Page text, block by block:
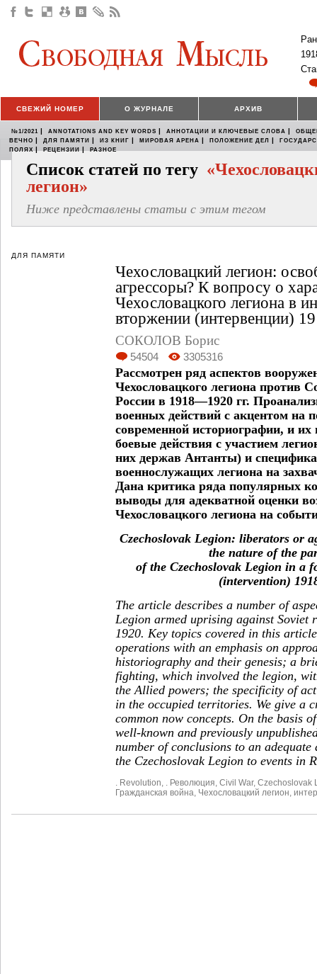
СВЕЖИЙ НОМЕР О ЖУРНАЛЕ АРХИВ
№1/2021 | ANNOTATIONS AND KEY WORDS | АННОТАЦИИ И КЛЮЧЕВЫЕ СЛОВА |
ВЕЧНО | ДЛЯ ПАМЯТИ | ИЗ КНИГ | МИРОВАЯ АРЕНА | ПОЛОЖЕНИЕ ДЕЛ |
ПОЛЯХ | РЕЦЕНЗИИ | РАЗНОЕ
Список статей по тегу
легион»
Ниже представлены статьи с этим тегом
ДЛЯ ПАМЯТИ
Чехословацкий легион:
агрессоры? К вопросу о
Чехословацкого легиона в
вторжении (интервенции)
СОКОЛОВ Борис
54504 3305316
Рассмотрен ряд аспектов
Чехословацкого легиона против
России в 1918—1920 гг.
военных действий с акцентом на
современной историографии, и их
боевые действия с участием
них держав Антанты) и
военнослужащих легиона на
Дана критика ряда популярных
выводы для адекватной оценки
Чехословацкого легиона на
Czechoslovak Legion: liberators or
the nature of the
of the Czechoslovak Legion in a
(intervention)
The article describes a number of
Legion armed uprising against
1920. Key topics covered in this
operations with an emphasis on
historiography and their genesis; a
fighting, which involved the legion,
the Allied powers; the specificity of
in the occupied territories. We give a
common now concepts. On the basis
well-known and previously
number of conclusions to an adequate
the Czechoslovak Legion to events in
. Revolution . Революция Civil War, Czechoslovak
Гражданская война Чехословацкий легион